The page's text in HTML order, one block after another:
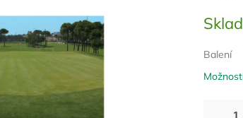
cena:
Balení